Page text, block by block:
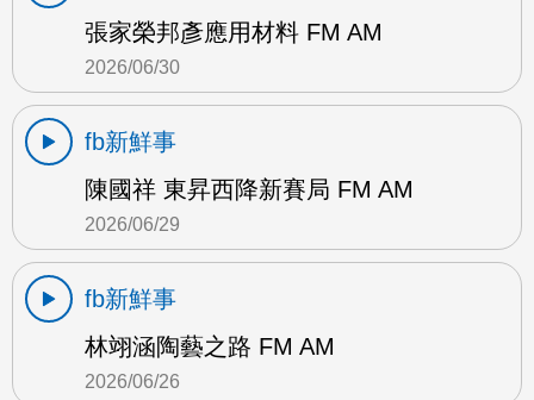
張家榮邦彥應用材料 FM AM
2026/06/30
fb新鮮事
陳國祥 東昇西降新賽局 FM AM
2026/06/29
fb新鮮事
林翊涵陶藝之路 FM AM
2026/06/26